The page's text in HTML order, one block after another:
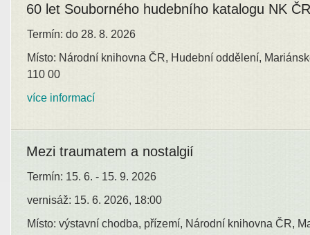
60 let Souborného hudebního katalogu NK ČR
Termín: do 28. 8. 2026
Místo: Národní knihovna ČR, Hudební oddělení,
110 00
více informací
Mezi traumatem a nostalgií
Termín: 15. 6. - 15. 9. 2026
vernisáž: 15. 6. 2026, 18:00
Místo: výstavní chodba, přízemí, Národní knihovna ČR,